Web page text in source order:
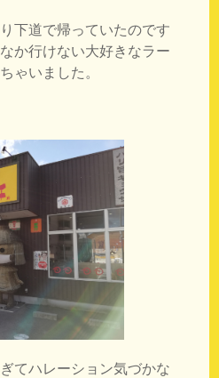
下道で帰っていたのです
か行けない大好きなラー
ゃいました。
てハレーション気づかな